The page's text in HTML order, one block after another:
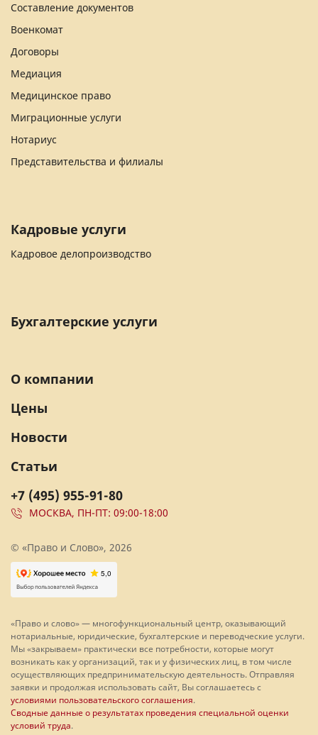
Составление документов
Военкомат
Договоры
Медиация
Медицинское право
Миграционные услуги
Нотариус
Представительства и филиалы
Кадровые услуги
Кадровое делопроизводство
Бухгалтерские услуги
+7 (495) 955-91-80
МОСКВА, ПН-ПТ: 09:00-18:00
О компании
Цены
Новости
Статьи
© «Право и Слово», 2026
«Право и слово» — многофункциональный центр, оказывающий
нотариальные, юридические, бухгалтерские и переводческие услуги.
Мы «закрываем» практически все потребности, которые могут
возникать как у организаций, так и у физических лиц, в том числе
осуществляющих предпринимательскую деятельность. Отправляя
заявки и продолжая использовать сайт, Вы соглашаетесь с
условиями пользовательского соглашения.
Сводные данные о результатах проведения специальной оценки
условий труда.